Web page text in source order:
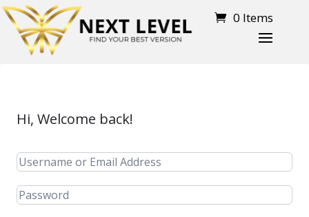
0 Items
Hi, Welcome back!